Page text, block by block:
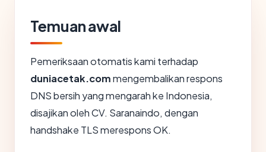
Temuan awal
Pemeriksaan otomatis kami terhadap
duniacetak.commengembalikan respons
DNS bersih yang mengarah ke Indonesia,
disajikan oleh CV. Saranaindo, dengan
handshake TLS merespons OK.